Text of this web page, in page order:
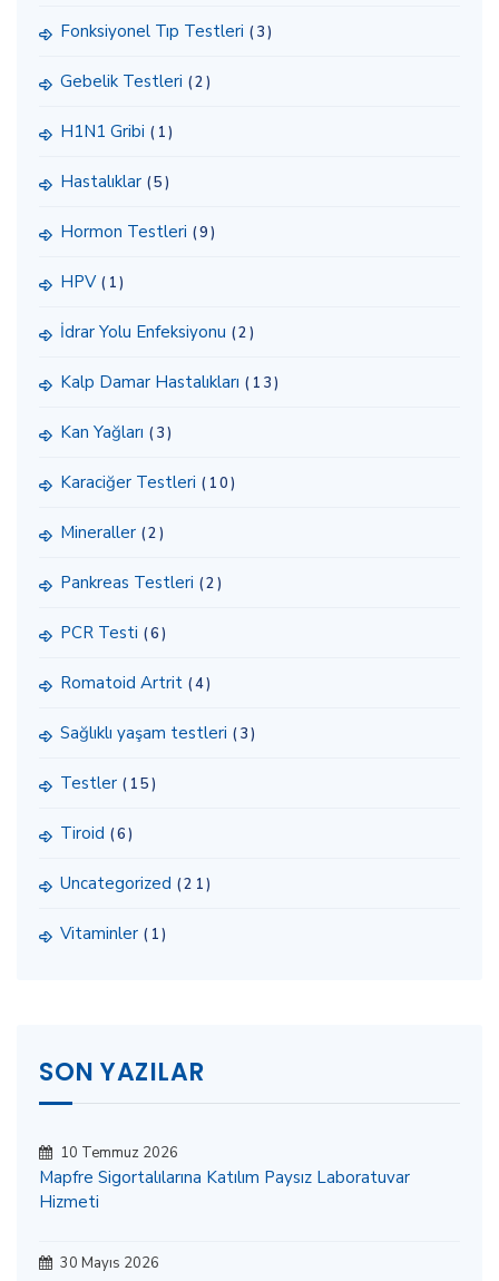
Fonksiyonel Tıp Testleri (3)
Gebelik Testleri (2)
H1N1 Gribi (1)
Hastalıklar (5)
Hormon Testleri (9)
HPV (1)
İdrar Yolu Enfeksiyonu (2)
Kalp Damar Hastalıkları (13)
Kan Yağları (3)
Karaciğer Testleri (10)
Mineraller (2)
Pankreas Testleri (2)
PCR Testi (6)
Romatoid Artrit (4)
Sağlıklı yaşam testleri (3)
Testler (15)
Tiroid (6)
Uncategorized (21)
Vitaminler (1)
SON YAZILAR
10 Temmuz 2026
Mapfre Sigortalılarına Katılım Paysız Laboratuvar
Hizmeti
30 Mayıs 2026